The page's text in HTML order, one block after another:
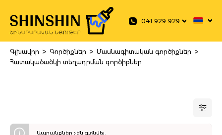
041 929 929
Գլխավոր > Գործիքներ > Մասնագիտական գործիքներ >
Հատակածածկի տեղադրման գործիքներ
Ապրանքներ չեն գտնվել.